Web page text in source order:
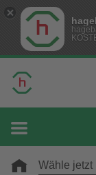
Wähle jetzt